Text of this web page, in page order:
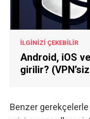
İLGİNİZİ ÇEKEBİLİR
Android, iOS ve
girilir?
Benzer gerekçelerle